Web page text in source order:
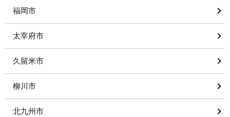
福岡市
太宰府市
久留米市
柳川市
北九州市